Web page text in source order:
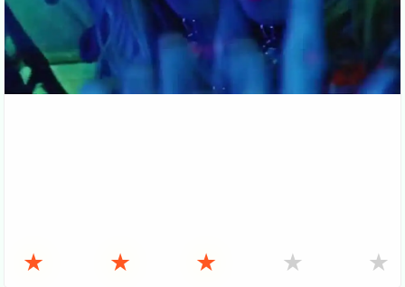
★ ★ ★ ★ ★